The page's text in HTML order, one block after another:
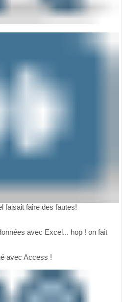
faisait faire des fautes!
avec Excel... hop ! on fait
avec Access !